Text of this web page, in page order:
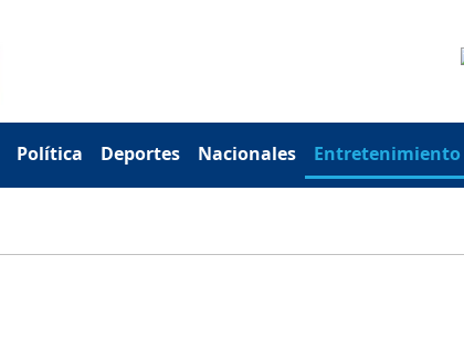
Política Deportes Nacionales Entretenimiento